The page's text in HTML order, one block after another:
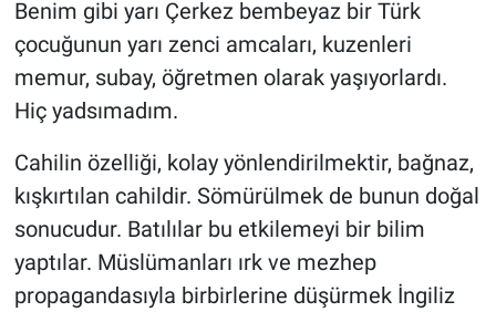
Benim gibi yarı Çerkez bembeyaz bir Türk
çocuğunun yarı zenci amcaları, kuzenleri
memur, subay, öğretmen olarak yaşıyorlardı.
Hiç yadsımadım.
Cahilin özelliği, kolay yönlendirilmektir, bağnaz,
kışkırtılan cahildir. Sömürülmek de bunun doğal
sonucudur. Batılılar bu etkilemeyi bir bilim
yaptılar. Müslümanları ırk ve mezhep
propagandasıyla birbirlerine düşürmek İngiliz